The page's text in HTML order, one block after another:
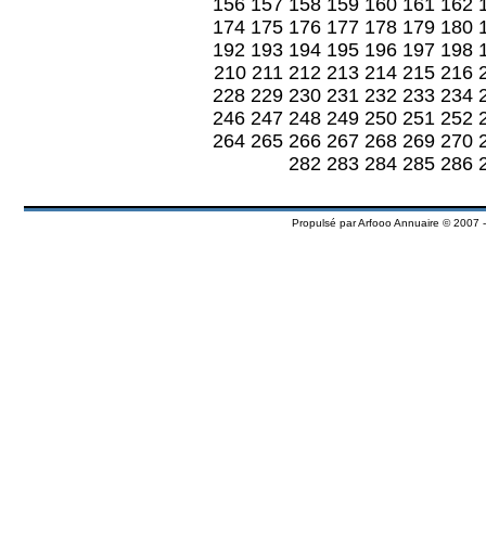
156 157 158 159 160 161 162
174 175 176 177 178 179 180
192 193 194 195 196 197 198
210 211 212 213 214 215 216
228 229 230 231 232 233 234
246 247 248 249 250 251 252
264 265 266 267 268 269 270
282 283 284 285 286
Propulsé parArfooo Annuaire © 2007